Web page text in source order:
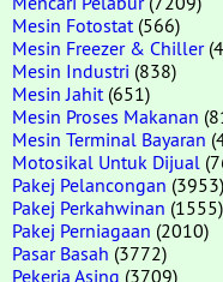
Mesin Fotostat (566)
Mesin Freezer & Chiller
Mesin Industri (838)
Mesin Jahit (651)
Mesin Proses Makanan
Mesin Terminal Bayaran
Motosikal Untuk Dijual
Pakej Pelancongan (3953)
Pakej Perkahwinan (1555)
Pakej Perniagaan (2010)
Pasar Basah (3772)
Pekerja Asing (3709)